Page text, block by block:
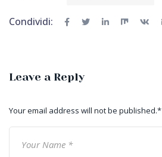
Condividi:
Leave a Reply
Your email address will not be published.*